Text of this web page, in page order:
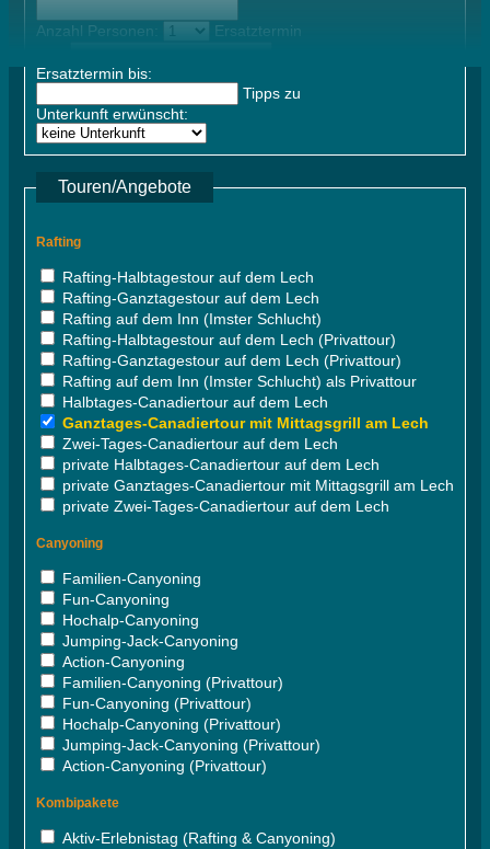
Anzahl Personen:
Ersatztermin
Ersatztermin bis:
Tipps zu
Unterkunft erwünscht:
Touren/Angebote
Rafting
Rafting-Halbtagestour auf dem Lech
Rafting-Ganztagestour auf dem Lech
Rafting auf dem Inn (Imster Schlucht)
Rafting-Halbtagestour auf dem Lech (Privattour)
Rafting-Ganztagestour auf dem Lech (Privattour)
Rafting auf dem Inn (Imster Schlucht) als Privattour
Halbtages-Canadiertour auf dem Lech
Ganztages-Canadiertour mit Mittagsgrill am Lech
Zwei-Tages-Canadiertour auf dem Lech
private Halbtages-Canadiertour auf dem Lech
private Ganztages-Canadiertour mit Mittagsgrill am Lech
private Zwei-Tages-Canadiertour auf dem Lech
Canyoning
Familien-Canyoning
Fun-Canyoning
Hochalp-Canyoning
Jumping-Jack-Canyoning
Action-Canyoning
Familien-Canyoning (Privattour)
Fun-Canyoning (Privattour)
Hochalp-Canyoning (Privattour)
Jumping-Jack-Canyoning (Privattour)
Action-Canyoning (Privattour)
Kombipakete
Aktiv-Erlebnistag (Rafting & Canyoning)